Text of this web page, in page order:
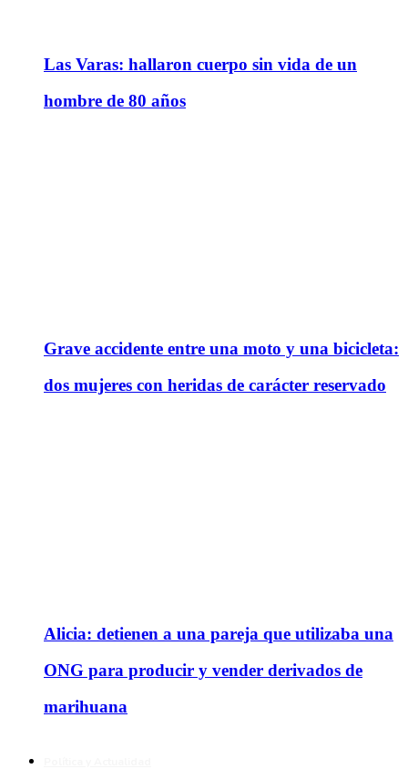
Las Varas: hallaron cuerpo sin vida de un
hombre de 80 años
Grave accidente entre una moto y una bicicleta:
dos mujeres con heridas de carácter reservado
Alicia: detienen a una pareja que utilizaba una
ONG para producir y vender derivados de
marihuana